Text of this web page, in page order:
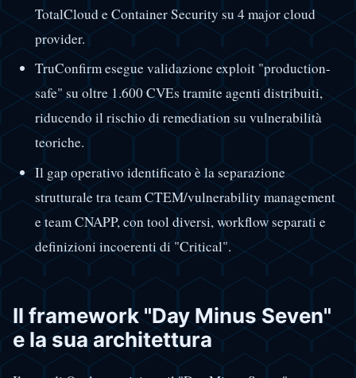
TotalCloud e Container Security su 4 major cloud
provider.
TruConfirm esegue validazione exploit "production-
safe" su oltre 1.600 CVEs tramite agenti distribuiti,
riducendo il rischio di remediation su vulnerabilità
teoriche.
Il gap operativo identificato è la separazione
strutturale tra team CTEM/vulnerability management
e team CNAPP, con tool diversi, workflow separati e
definizioni incoerenti di "Critical".
Il framework "Day Minus Seven"
e la sua architettura